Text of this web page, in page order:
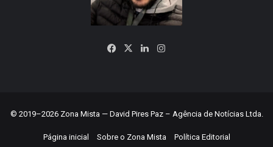
Facebook
X LinkedinInstagram
© 2019–2026 Zona Mista — David Pires Paz – Agência de Notícias Ltda.
Página inicial Sobre o Zona Mista Política Editorial